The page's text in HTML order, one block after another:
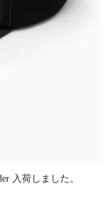
入荷しました。